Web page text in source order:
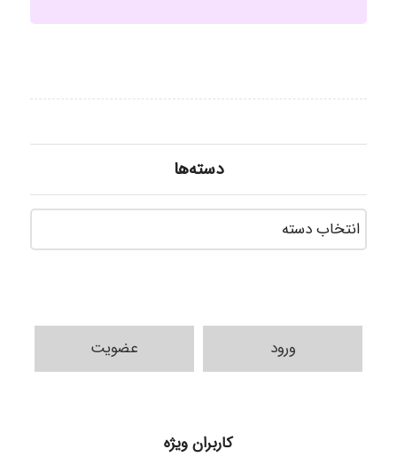
دسته‌ها
ورود عضویت
کاربران ویژه